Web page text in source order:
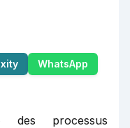
WhatsApp
des processus